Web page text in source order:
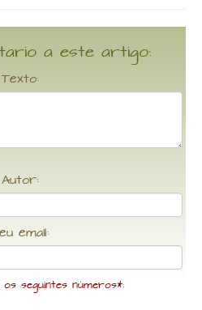
a este artigo:
Texto:
Autor:
email:
seguintes números*: